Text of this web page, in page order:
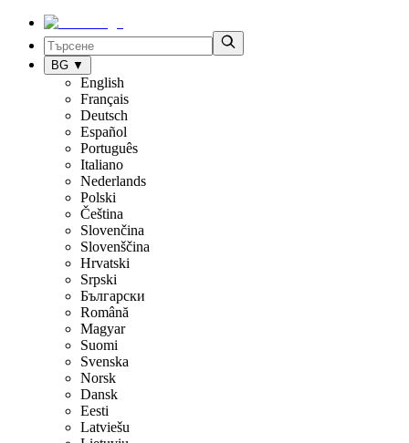
BG ▼
English
Français
Deutsch
Español
Português
Italiano
Nederlands
Polski
Čeština
Slovenčina
Slovenščina
Hrvatski
Srpski
Български
Română
Magyar
Suomi
Svenska
Norsk
Dansk
Eesti
Latviešu